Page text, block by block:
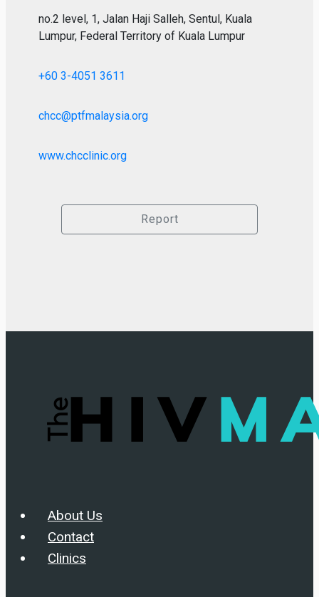
no.2 level, 1, Jalan Haji Salleh, Sentul, Kuala
Lumpur, Federal Territory of Kuala Lumpur
+60 3-4051 3611
chcc@ptfmalaysia.org
www.chcclinic.org
Report
About Us
Contact
Clinics